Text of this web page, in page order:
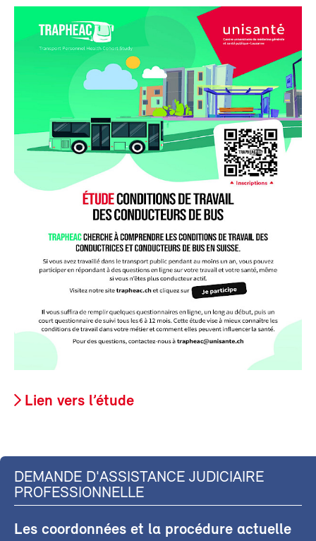
Lien vers l’étude
DEMANDE D'ASSISTANCE JUDICIAIRE
PROFESSIONNELLE
Les coordonnées et la procédure actuelle